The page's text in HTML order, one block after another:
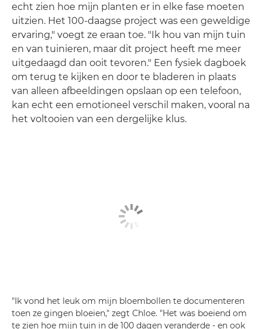
echt zien hoe mijn planten er in elke fase moeten
uitzien. Het 100-daagse project was een geweldige
ervaring," voegt ze eraan toe. "Ik hou van mijn tuin
en van tuinieren, maar dit project heeft me meer
uitgedaagd dan ooit tevoren." Een fysiek dagboek
om terug te kijken en door te bladeren in plaats
van alleen afbeeldingen opslaan op een telefoon,
kan echt een emotioneel verschil maken, vooral na
het voltooien van een dergelijke klus.
"Ik vond het leuk om mijn bloembollen te documenteren
toen ze gingen bloeien," zegt Chloe. "Het was boeiend om
te zien hoe mijn tuin in de 100 dagen veranderde - en ook